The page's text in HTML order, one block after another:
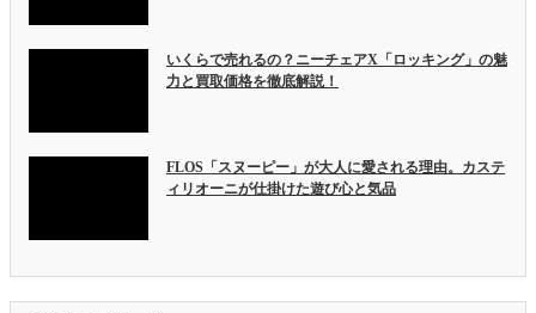
いくらで売れるの？ニーチェアX「ロッキング」の魅
力と買取価格を徹底解説！
FLOS「スヌーピー」が大人に愛される理由。カステ
ィリオーニが仕掛けた遊び心と気品